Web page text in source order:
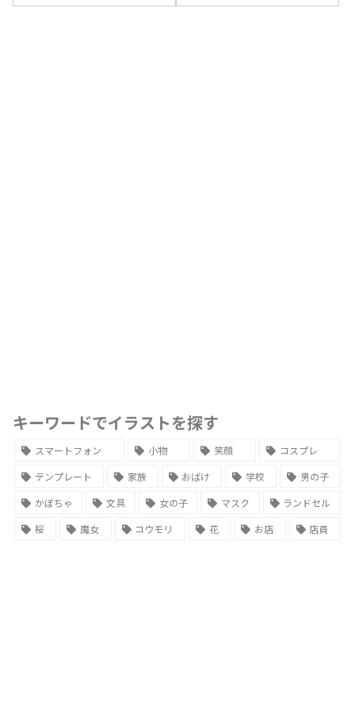
キーワードでイラストを探す
スマートフォン 小物 笑顔
コスプレ
テンプレート
家族 おばけ 学校
男の子
かぼちゃ
文具 女の子 マスク
ランドセル
桜
魔女 コウモリ 花 お店 店員